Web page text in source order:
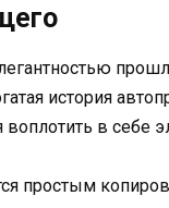
история
в себе
простым